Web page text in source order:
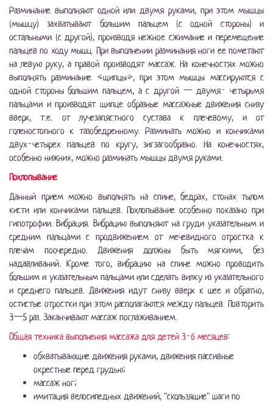
Разминание выполняют одной или двумя руками, при этом мышцы
(мышцу) захватывают большим пальцем (с одной стороны) и
остальными (с другой), производя нежное сжимание и перемещение
пальцев по ходу мышц. При выполнении разминания ноги ее пометают
на левую руку, а правой производят массаж. На конечностях можно
выполнять разминание «щипцы», при этом мышцы массируются с
одной стороны большим пальцем, а с другой — двумя- четырьмя
пальцами и производят щипце образные массажные движения снизу
вверх, т.е. от лучезапястного сустава к плечевому, и от
голеностопного к тазобедренному. Разминать можно и кончиками
двух-четырех пальцев по кругу, зигзагообразно. На конечностях,
особенно нижних, можно разминать мышцы двумя руками.
Похлопывание
Данный прием можно выполнять на спине, бедрах, стонах тылом
кисти или кончиками пальцев. Похлопывание особенно показано при
гипотрофии. Вибрация. Вибрацию выполняют на груди указательным и
средним пальцами с продвижением от мечевидного отростка к
плечам поочередно. Движения должны быть мягкими, без
надавливаний. Кроме того, вибрацию на спине можно проводить
большим и указательным пальцами или сделать вилку из указательного
и среднего пальцев. Движения идут снизу вверх к шее и обратно,
остистые отростки при этом располагаются между пальцев. Повторить
3—5 раз. Заканчивают массаж поглаживанием.
Общая техника выполнения массажа для детей 3-6 месяцев:
обхватывающие движения руками, движения пассивные
окрестные перед грудью;
массаж ног;
имитация велосипедных движений, "скользящие" шаги по